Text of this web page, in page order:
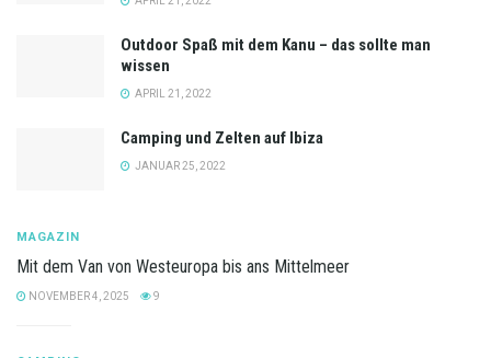
Outdoor Spaß mit dem Kanu – das sollte man
wissen
APRIL 21, 2022
Camping und Zelten auf Ibiza
JANUAR 25, 2022
MAGAZIN
Mit dem Van von Westeuropa bis ans Mittelmeer
NOVEMBER 4, 2025 9